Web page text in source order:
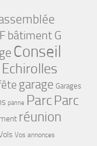
bâtiment G
Conseil
Echirolles
garage Garages
panne ParcParc
réunion
Vos annonces